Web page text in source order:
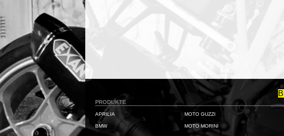
PRODUKTE
APRILIA
BMW
MOTO GUZZI
MOTO MORINI